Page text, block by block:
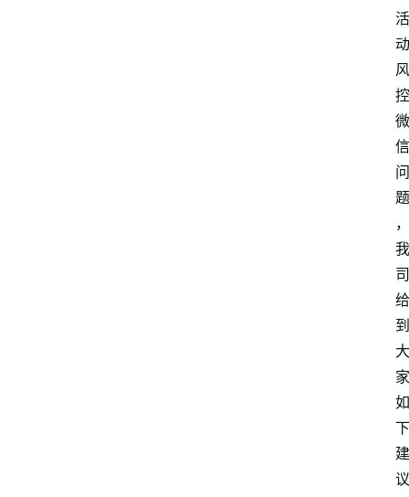
活
动
风
控
微
信
问
题
，
我
司
给
到
大
家
如
下
建
议